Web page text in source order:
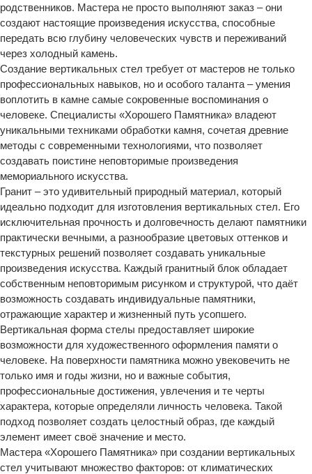
родственников. Мастера не просто выполняют заказ – они
создают настоящие произведения искусства, способные
передать всю глубину человеческих чувств и переживаний
через холодный камень.
Создание вертикальных стел требует от мастеров не только
профессиональных навыков, но и особого таланта – умения
воплотить в камне самые сокровенные воспоминания о
человеке. Специалисты «Хорошего Памятника» владеют
уникальными техниками обработки камня, сочетая древние
методы с современными технологиями, что позволяет
создавать поистине неповторимые произведения
мемориального искусства.
Гранит – это удивительный природный материал, который
идеально подходит для изготовления вертикальных стел. Его
исключительная прочность и долговечность делают памятники
практически вечными, а разнообразие цветовых оттенков и
текстурных решений позволяет создавать уникальные
произведения искусства. Каждый гранитный блок обладает
собственным неповторимым рисунком и структурой, что даёт
возможность создавать индивидуальные памятники,
отражающие характер и жизненный путь усопшего.
Вертикальная форма стелы предоставляет широкие
возможности для художественного оформления памяти о
человеке. На поверхности памятника можно увековечить не
только имя и годы жизни, но и важные события,
профессиональные достижения, увлечения и те черты
характера, которые определяли личность человека. Такой
подход позволяет создать целостный образ, где каждый
элемент имеет своё значение и место.
Мастера «Хорошего Памятника» при создании вертикальных
стел учитывают множество факторов: от климатических